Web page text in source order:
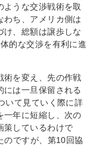
ような交渉戦術を取
わち、アメリカ側は
け、総額は譲歩しな
的な交渉を有利に進
術を変え、先の作戦
は一旦保留される
いて見ていく際に詳
一年に短縮し、次の
策しているわけで
のですが、第10回協